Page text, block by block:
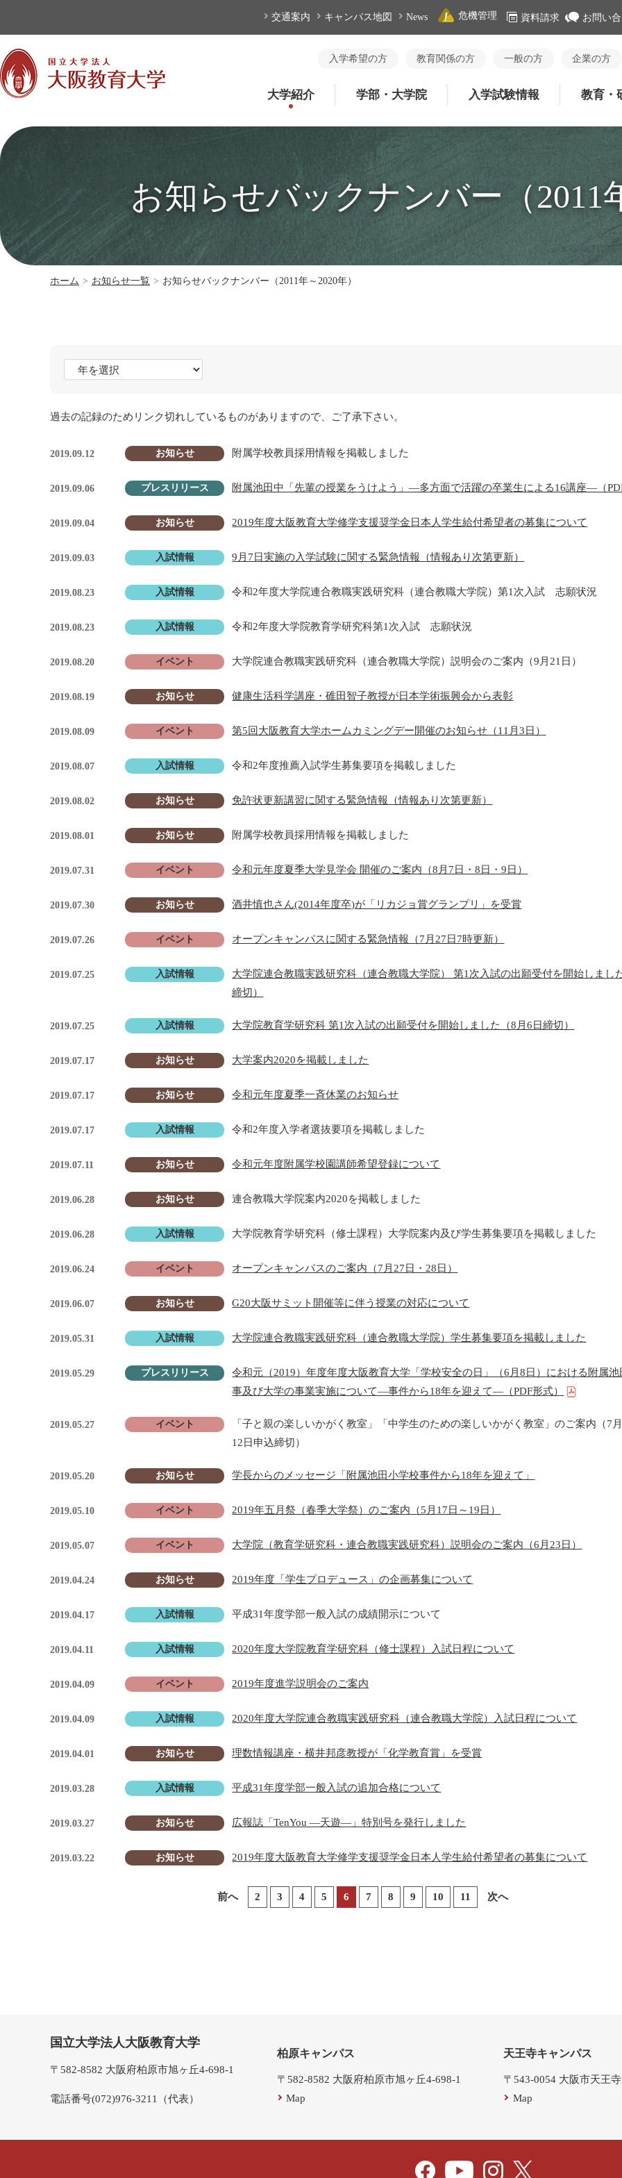
交通案内 キャンパス地図 News 危機管理 資料請求 お問い
入学希望の方 教育関係の方 一般の方 企業の方
大学紹介 学部・大学院 入学試験情報 教育・
お知らせバックナンバー（2011
ホーム > お知らせ一覧 > お知らせバックナンバー（2011年～2020年）
過去の記録のためリンク切れしているものがありますので、ご了承下さい。
2019.09.12 お知らせ 附属学校教員採用情報を掲載しました
2019.09.06 プレスリリース 附属池田中「先輩の授業をうけよう」―多方面で活躍の卒業生による16講座―（
2019.09.04 お知らせ 2019年度大阪教育大学修学支援奨学金日本人学生給付希望者の募集について
2019.09.03 入試情報 9月7日実施の入学試験に関する緊急情報（情報あり次第更新）
2019.08.23 入試情報 令和2年度大学院連合教職実践研究科（連合教職大学院）第1次入試 志願状況
2019.08.23 入試情報 令和2年度大学院教育学研究科第1次入試 志願状況
2019.08.20 イベント 大学院連合教職実践研究科（連合教職大学院）説明会のご案内（9月21日）
2019.08.19 お知らせ 健康生活科学講座・碓田智子教授が日本学術振興会から表彰
2019.08.09 イベント 第5回大阪教育大学ホームカミングデー開催のお知らせ（11月3日）
2019.08.07 入試情報 令和2年度推薦入試学生募集要項を掲載しました
2019.08.02 お知らせ 免許状更新講習に関する緊急情報（情報あり次第更新）
2019.08.01 お知らせ 附属学校教員採用情報を掲載しました
2019.07.31 イベント 令和元年度夏季大学見学会 開催のご案内（8月7日・8日・9日）
2019.07.30 お知らせ 酒井慎也さん(2014年度卒)が「リカジョ賞グランプリ」を受賞
2019.07.26 イベント オープンキャンパスに関する緊急情報（7月27日7時更新）
2019.07.25 入試情報
大学院連合教職実践研究科（連合教職大学院） 第1次入試の出願受付を開始しまし
締切）
2019.07.25 入試情報 大学院教育学研究科 第1次入試の出願受付を開始しました（8月6日締切）
2019.07.17 お知らせ 大学案内2020を掲載しました
2019.07.17 お知らせ 令和元年度夏季一斉休業のお知らせ
2019.07.17 入試情報 令和2年度入学者選抜要項を掲載しました
2019.07.11 お知らせ 令和元年度附属学校園講師希望登録について
2019.06.28 お知らせ 連合教職大学院案内2020を掲載しました
2019.06.28 入試情報 大学院教育学研究科（修士課程）大学院案内及び学生募集要項を掲載しました
2019.06.24 イベント オープンキャンパスのご案内（7月27日・28日）
2019.06.07 お知らせ G20大阪サミット開催等に伴う授業の対応について
2019.05.31 入試情報 大学院連合教職実践研究科（連合教職大学院）学生募集要項を掲載しました
2019.05.29 プレスリリース
令和元（2019）年度年度大阪教育大学「学校安全の日」（6月8日）における附属
事及び大学の事業実施について―事件から18年を迎えて―（PDF形式）
2019.05.27 イベント
「子と親の楽しいかがく教室」「中学生のための楽しいかがく教室」のご案内（7
12日申込締切）
2019.05.20 お知らせ 学長からのメッセージ「附属池田小学校事件から18年を迎えて」
2019.05.10 イベント 2019年五月祭（春季大学祭）のご案内（5月17日～19日）
2019.05.07 イベント 大学院（教育学研究科・連合教職実践研究科）説明会のご案内（6月23日）
2019.04.24 お知らせ 2019年度「学生プロデュース」の企画募集について
2019.04.17 入試情報 平成31年度学部一般入試の成績開示について
2019.04.11 入試情報 2020年度大学院教育学研究科（修士課程）入試日程について
2019.04.09 イベント 2019年度進学説明会のご案内
2019.04.09 入試情報 2020年度大学院連合教職実践研究科（連合教職大学院）入試日程について
2019.04.01 お知らせ 理数情報講座・横井邦彦教授が「化学教育賞」を受賞
2019.03.28 入試情報 平成31年度学部一般入試の追加合格について
2019.03.27 お知らせ 広報誌「TenYou ―天遊―」特別号を発行しました
2019.03.22 お知らせ 2019年度大阪教育大学修学支援奨学金日本人学生給付希望者の募集について
前へ 2 3 4 5 6 7 8 9 10 11 次へ
国立大学法人大阪教育大学
〒582-8582 大阪府柏原市旭ヶ丘4-698-1
電話番号(072)976-3211（代表）
柏原キャンパス
〒582-8582 大阪府柏原市旭ヶ丘4-698-1
Map
天王寺キャンパス
〒543-0054 大阪市天王
Map